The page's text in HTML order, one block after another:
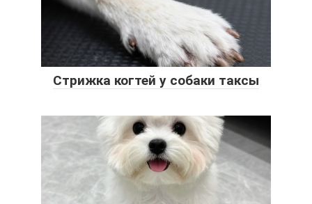
Стрижка когтей у собаки таксы